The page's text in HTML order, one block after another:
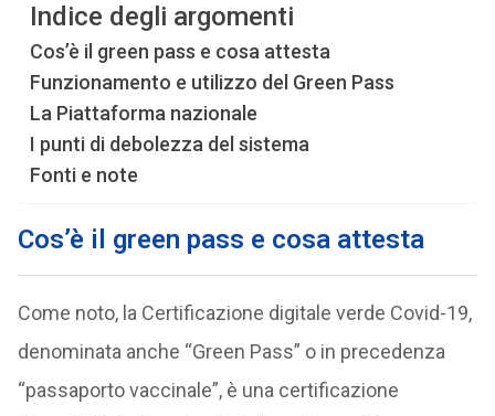
Indice degli argomenti
Cos’è il green pass e cosa attesta
Funzionamento e utilizzo del Green Pass
La Piattaforma nazionale
I punti di debolezza del sistema
Fonti e note
Cos’è il green pass e cosa attesta
Come noto, la Certificazione digitale verde Covid-19,
denominata anche “Green Pass” o in precedenza
“passaporto vaccinale”, è una certificazione